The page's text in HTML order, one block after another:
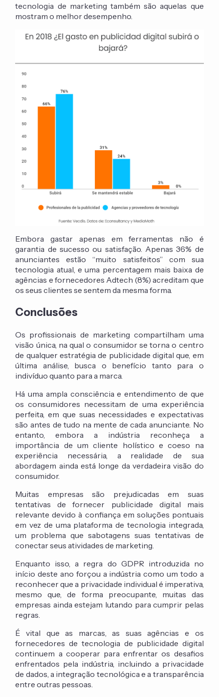
tecnologia de marketing também são aquelas que
mostram o melhor desempenho.
Embora gastar apenas em ferramentas não é
garantia de sucesso ou satisfação. Apenas 36% de
anunciantes estão “muito satisfeitos” com sua
tecnologia atual, e uma percentagem mais baixa de
agências e fornecedores Adtech (8%) acreditam que
os seus clientes se sentem da mesma forma.
Conclusões
Os profissionais de marketing compartilham uma
visão única, na qual o consumidor se torna o centro
de qualquer estratégia de publicidade digital que, em
última análise, busca o benefício tanto para o
indivíduo quanto para a marca.
Há uma ampla consciência e entendimento de que
os consumidores necessitam de uma experiência
perfeita, em que suas necessidades e expectativas
são antes de tudo na mente de cada anunciante. No
entanto, embora a indústria reconheça a
importância de um cliente holístico e coeso na
experiência necessária, a realidade de sua
abordagem ainda está longe da verdadeira visão do
consumidor.
Muitas empresas são prejudicadas em suas
tentativas de fornecer publicidade digital mais
relevante devido à confiança em soluções pontuais
em vez de uma plataforma de tecnologia integrada,
um problema que sabotagens suas tentativas de
conectar seus atividades de marketing.
Enquanto isso, a regra do GDPR introduzida no
início deste ano forçou a indústria como um todo a
reconhecer que a privacidade individual é imperativa,
mesmo que, de forma preocupante, muitas das
empresas ainda estejam lutando para cumprir pelas
regras.
É vital que as marcas, as suas agências e os
fornecedores de tecnologia de publicidade digital
continuem a cooperar para enfrentar os desafios
enfrentados pela indústria, incluindo a privacidade
de dados, a integração tecnológica e a transparência
entre outras pessoas.